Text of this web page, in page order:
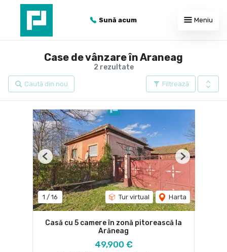
Sună acum Meniu
2 rezultate
Case de vânzare în Araneag
Filtrează
Caută din nou
1 / 16 Tur virtual Harta
Previous Next
Casă cu 5 camere în zonă pitorească la
Arăneag
49,900 €